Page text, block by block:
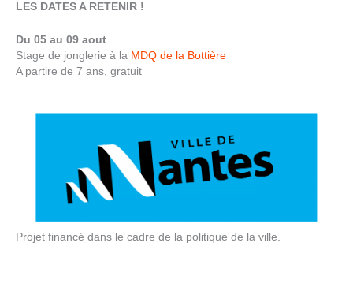
LES DATES A RETENIR !
Du 05 au 09 aout
Stage de jonglerie à la MDQ de la Bottière
A partire de 7 ans, gratuit
Projet financé dans le cadre de la politique de la ville.